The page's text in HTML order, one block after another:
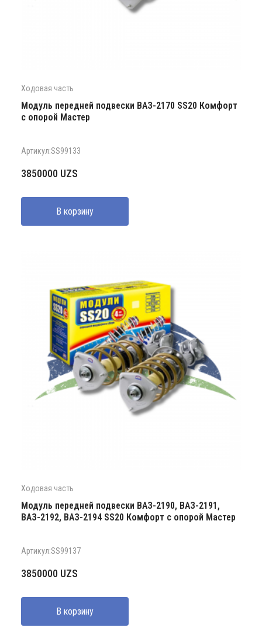
Ходовая часть
Модуль передней подвески ВАЗ-2170 SS20 Комфорт
с опорой Мастер
Артикул:SS99133
3850000 UZS
В корзину
Ходовая часть
Модуль передней подвески ВАЗ-2190, ВАЗ-2191,
ВАЗ-2192, ВАЗ-2194 SS20 Комфорт с опорой Мастер
Артикул:SS99137
3850000 UZS
В корзину